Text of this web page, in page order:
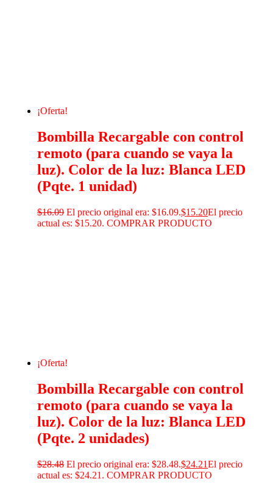
¡Oferta!
Bombilla Recargable con control
remoto (para cuando se vaya la
luz). Color de la luz: Blanca LED
(Pqte. 1 unidad)
$16.09 El precio original era: $16.09.$15.20El precio
actual es: $15.20. COMPRAR PRODUCTO
¡Oferta!
Bombilla Recargable con control
remoto (para cuando se vaya la
luz). Color de la luz: Blanca LED
(Pqte. 2 unidades)
$28.48 El precio original era: $28.48.$24.21El precio
actual es: $24.21. COMPRAR PRODUCTO